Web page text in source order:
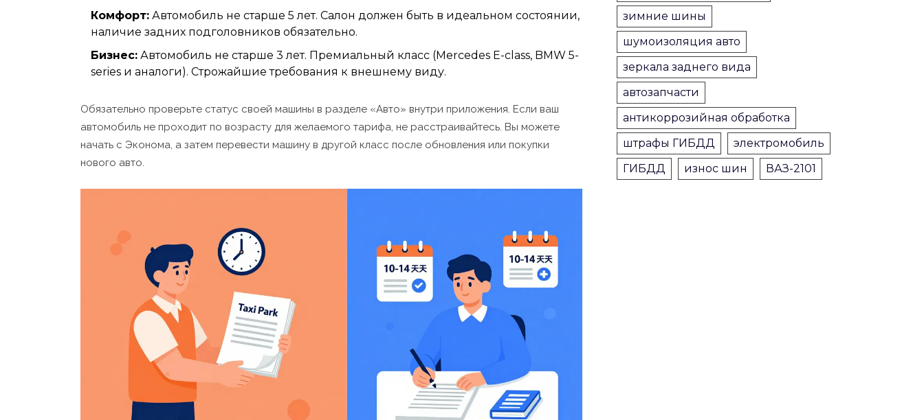
Комфорт: Автомобиль не старше 5 лет. Салон должен быть в идеальном состоянии,
наличие задних подголовников обязательно.
Бизнес: Автомобиль не старше 3 лет. Премиальный класс (Mercedes E-class, BMW 5-
series и аналоги). Строжайшие требования к внешнему виду.
Обязательно проверьте статус своей машины в разделе «Авто» внутри приложения. Если ваш
автомобиль не проходит по возрасту для желаемого тарифа, не расстраивайтесь. Вы можете
начать с Эконома, а затем перевести машину в другой класс после обновления или покупки
нового авто.
зимние шины
шумоизоляция авто
зеркала заднего вида
автозапчасти
антикоррозийная обработка
штрафы ГИБДД
электромобиль
ГИБДД
износ шин ВАЗ-2101